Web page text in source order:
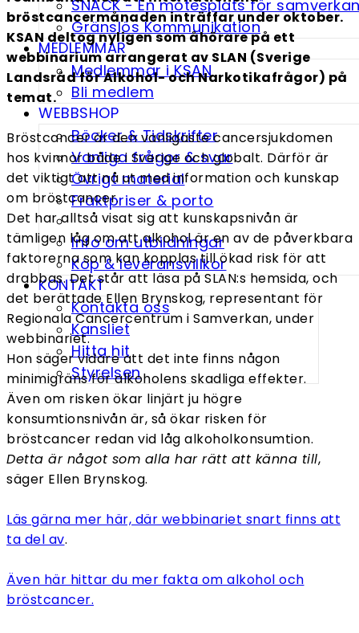
SNACK - En möte­splats för
Gränslös Kommunikation
MEDLEMMAR
Medlemmar i KSAN
Bli medlem
WEBBSHOP
Böcker & Tidskrifter
Vanliga frågor & svar
Övrigt material
Fraktpriser & porto
Info om utbildningar
Köp & leveransvillkor
KONTAKT
Kontakta oss
Kansliet
Hitta hit
Styrelsen
bröstcancermånaden inträffar under oktober.
KSAN deltog nyligen som åhörare på ett
webbinarium arrangerat av SLAN (Sverige
Landsråd för Alkohol- och Narkotikafrågor) på
temat.
Bröstcancer är den vanligaste cancersjukdomen
hos kvinnor både i Sverige och globalt. Därför är
det viktigt att nå ut med information och kunskap
om bröstcancer.
Det har alltså visat sig att kunskapsnivån är
tämligen låg om att alkohol är en av de påverkbara
faktorerna som kan kopplas till ökad risk för att
drabbas. Det står att läsa på SLAN:s hemsida, och
det berättade Ellen Brynskog, representant för
Regionala Cancercentrum i Samverkan, under
webbinariet.
Hon säger vidare att det inte finns någon
minimigräns för alkoholens skadliga effekter.
Även om risken ökar linjärt ju högre
konsumtionsnivån är, så ökar risken för
bröstcancer redan vid låg alkoholkonsumtion.
Detta är något som alla har rätt att känna till,
säger Ellen Brynskog.
Läs gärna mer här, där webbinariet snart finns att
ta del av.
Även här hittar du mer fakta om alkohol och
bröstcancer.